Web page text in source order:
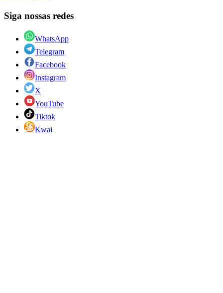
Siga nossas redes
WhatsApp
Telegram
Facebook
Instagram
X
YouTube
Tiktok
Kwai